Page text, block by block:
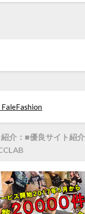
介：■優良サイト紹